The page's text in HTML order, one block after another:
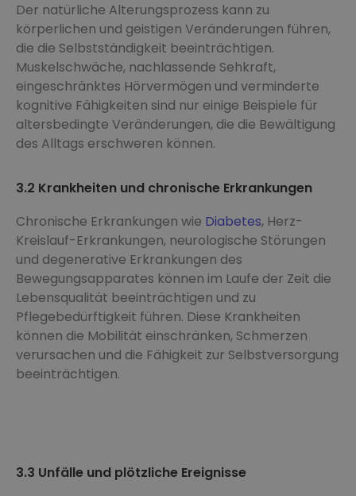
Der natürliche Alterungsprozess kann zu
körperlichen und geistigen Veränderungen führen,
die die Selbstständigkeit beeinträchtigen.
Muskelschwäche, nachlassende Sehkraft,
eingeschränktes Hörvermögen und verminderte
kognitive Fähigkeiten sind nur einige Beispiele für
altersbedingte Veränderungen, die die Bewältigung
des Alltags erschweren können.
3.2 Krankheiten und chronische Erkrankungen
Chronische Erkrankungen wie Diabetes, Herz-
Kreislauf-Erkrankungen, neurologische Störungen
und degenerative Erkrankungen des
Bewegungsapparates können im Laufe der Zeit die
Lebensqualität beeinträchtigen und zu
Pflegebedürftigkeit führen. Diese Krankheiten
können die Mobilität einschränken, Schmerzen
verursachen und die Fähigkeit zur Selbstversorgung
beeinträchtigen.
3.3 Unfälle und plötzliche Ereignisse